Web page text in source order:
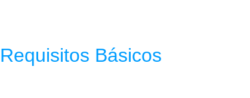
Requisitos Básicos